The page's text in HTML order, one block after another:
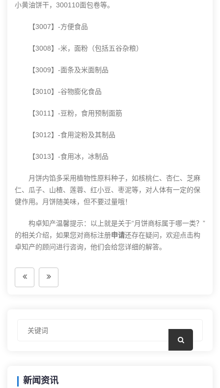
小黄油饼干，300110面包卷等。
【3007】-方便食品
【3008】-米，面粉（包括五谷杂粮）
【3009】-面条及米面制品
【3010】-谷物膨化食品
【3011】-豆粉，食用预制面筋
【3012】-食用淀粉及其制品
【3013】-食用冰，冰制品
月饼内馅多采用植物性原料种子，如核桃仁、杏仁、芝麻
仁、瓜子、山楂、莲蓉、红小豆、枣泥等，对人体有一定的保
健作用。月饼随美味，但不要过量哦！
构卓知产温馨提示：以上就是关于“月饼商标属于哪一类？”
的相关介绍，如果您对商标注册申请还存在疑问，欢迎点击构
卓知产的顾问进行咨询，他们会给您详细的解答。
新闻资讯